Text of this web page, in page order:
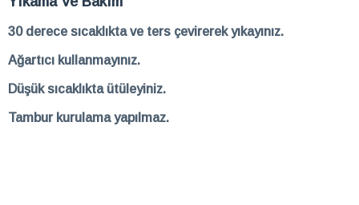
30 derece sıcaklıkta ve ters çevirerek yıkayınız.
Ağartıcı kullanmayınız.
Düşük sıcaklıkta ütüleyiniz.
Tambur kurulama yapılmaz.